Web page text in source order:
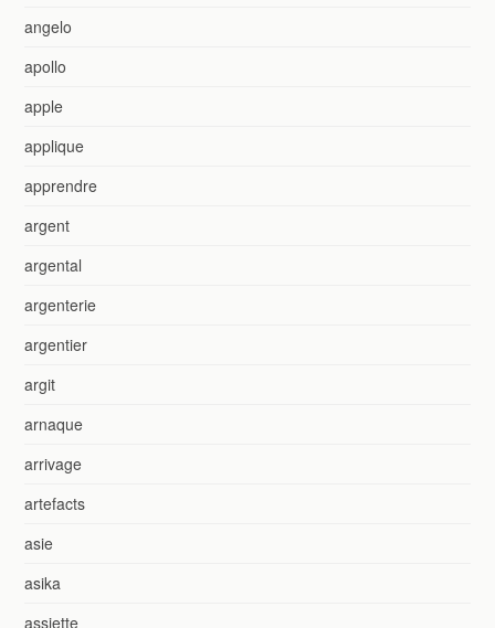
angelo
apollo
apple
applique
apprendre
argent
argental
argenterie
argentier
argit
arnaque
arrivage
artefacts
asie
asika
assiette